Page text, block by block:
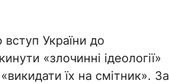
вступ України до
«злочинні ідеології»
їх на смітник». За